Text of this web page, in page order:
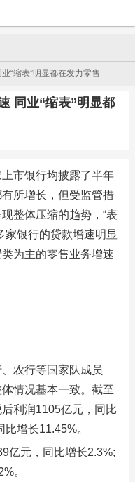
“缩表”明显都在发力零售
同业“缩表”明显都
市银行均披露了半年
所增长，但受监管措
整体压缩的趋势，“表
家银行的贷款增速明显
为主的零售业务增速
农行等国家队成员
情况基本一致。截至
利润1105亿元，同比
增长11.45%。
亿元，同比增长2.3%;
。